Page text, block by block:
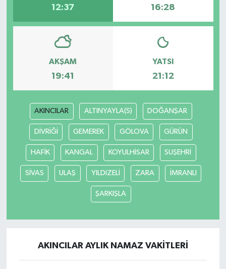
12:37 16:28
AKŞAM
19:41
YATSI
21:12
AKINCILAR ALTINYAYLA(S) DOĞANŞAR
DİVRİĞİ GEMEREK GÖLOVA GÜRÜN
HAFİK KANGAL KOYULHİSAR SUŞEHRİ
SİVAS ULAŞ YILDIZELİ ZARA İMRANLI
ŞARKIŞLA
AKINCILAR AYLIK NAMAZ VAKITLERI